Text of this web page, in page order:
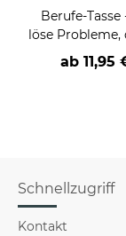
Berufe-Tasse
löse Probleme,
nicht
verschiedene
ab 11,95
Schnellzugriff
Kontakt